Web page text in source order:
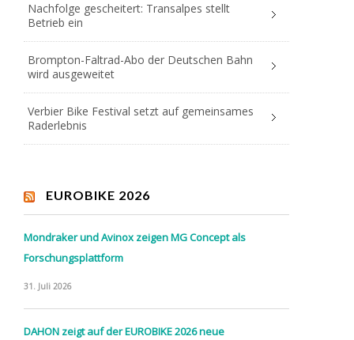
Nachfolge gescheitert: Transalpes stellt
Betrieb ein
Brompton-Faltrad-Abo der Deutschen Bahn
wird ausgeweitet
Verbier Bike Festival setzt auf gemeinsames
Raderlebnis
EUROBIKE 2026
Mondraker und Avinox zeigen MG Concept als
Forschungsplattform
31. Juli 2026
DAHON zeigt auf der EUROBIKE 2026 neue